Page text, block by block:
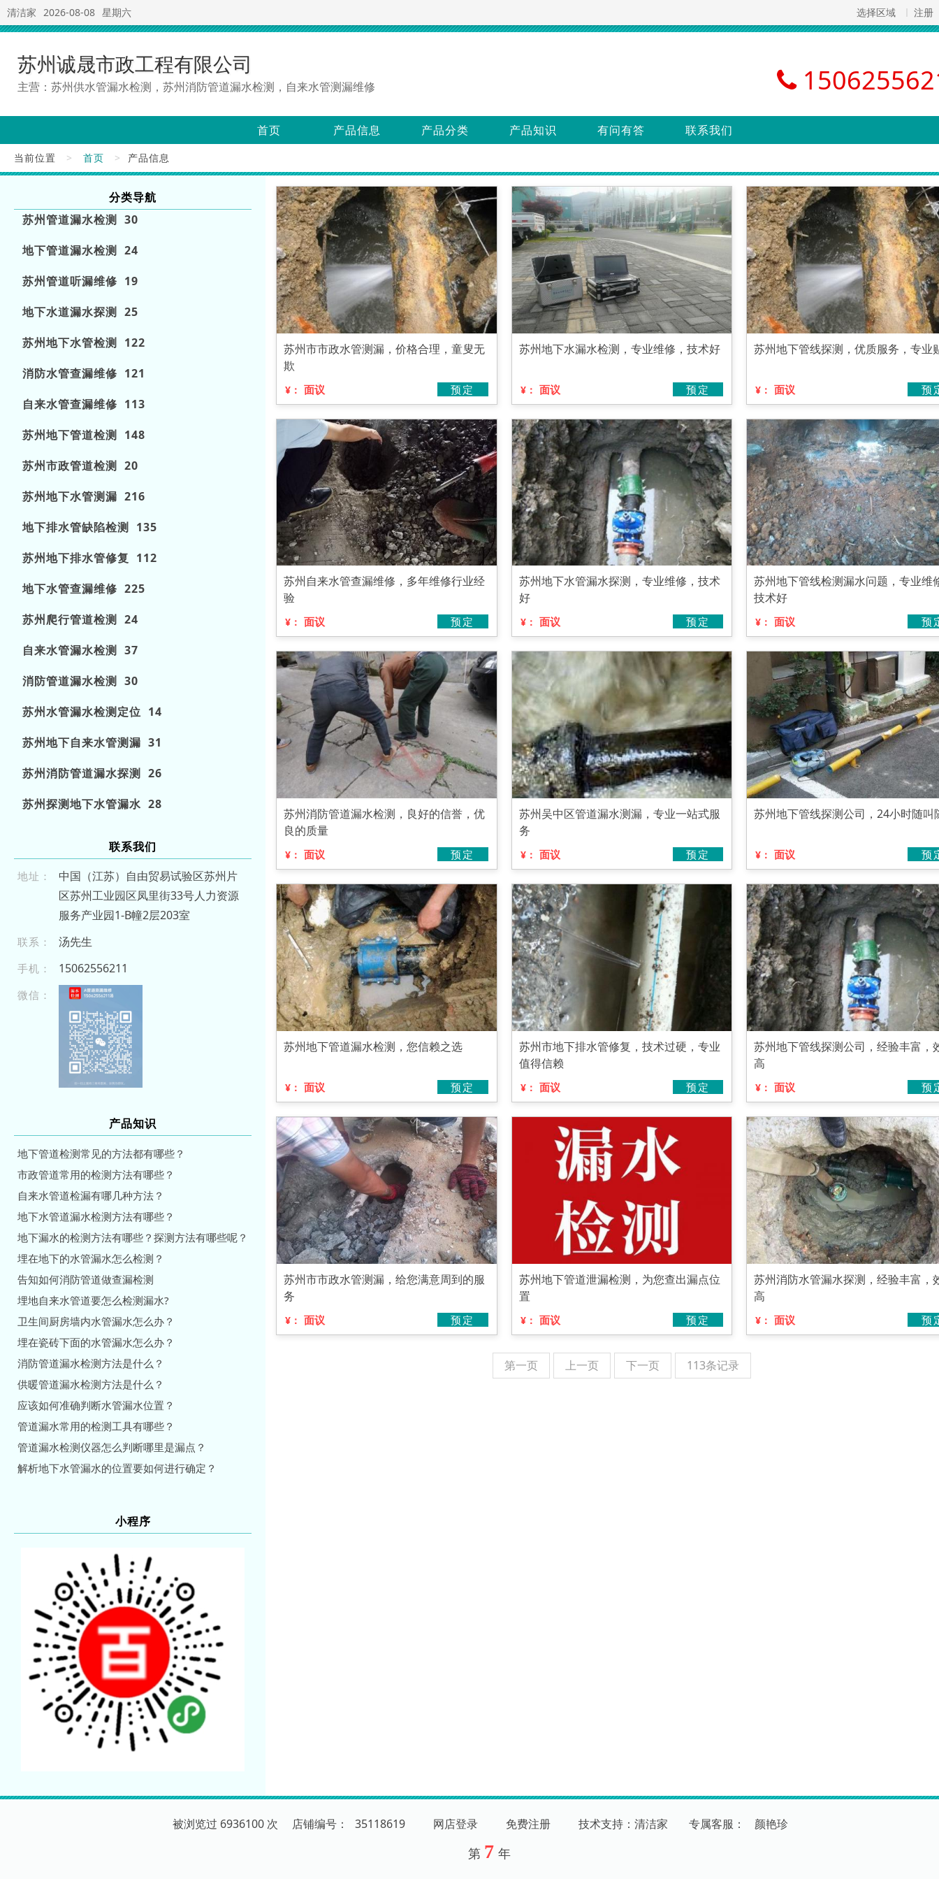
清洁家 2026-08-08 星期六 选择区域 注册
苏州诚晟市政工程有限公司
主营：苏州供水管漏水检测，苏州消防管道漏水检测，自来水管测漏维修
首页 产品信息 产品分类 产品知识 有问有答 联系我们
当前位置 > 首页 > 产品信息
分类导航
苏州管道漏水检测 30
地下管道漏水检测 24
苏州管道听漏维修 19
地下水道漏水探测 25
苏州地下水管检测 122
消防水管查漏维修 121
自来水管查漏维修 113
苏州地下管道检测 148
苏州市政管道检测 20
苏州地下水管测漏 216
地下排水管缺陷检测 135
苏州地下排水管修复 112
地下水管查漏维修 225
苏州爬行管道检测 24
自来水管漏水检测 37
消防管道漏水检测 30
苏州水管漏水检测定位 14
苏州地下自来水管测漏 31
苏州消防管道漏水探测 26
苏州探测地下水管漏水 28
联系我们
地址：
中国（江苏）自由贸易试验区苏州片
区苏州工业园区凤里街33号人力资源
服务产业园1-B幢2层203室
联系： 汤先生
手机： 150 625 5 621 1
微信：
产品知识
地下管道检测常见的方法都有哪些？
市政管道常用的检测方法有哪些？
自来水管道检漏有哪几种方法？
地下水管道漏水检测方法有哪些？
地下漏水的检测方法有哪些？探测方法有哪些呢？
埋在地下的水管漏水怎么检测？
告知如何消防管道做查漏检测
埋地自来水管道要怎么检测漏水?
卫生间厨房墙内水管漏水怎么办？
埋在瓷砖下面的水管漏水怎么办？
消防管道漏水检测方法是什么？
供暖管道漏水检测方法是什么？
应该如何准确判断水管漏水位置？
管道漏水常用的检测工具有哪些？
管道漏水检测仪器怎么判断哪里是漏点？
解析地下水管漏水的位置要如何进行确定？
小程序
苏州市市政水管测漏，价格合理，童叟无
欺
¥： 面议 预定
苏州地下水漏水检测，专业维修，技术好
¥： 面议 预定
苏州地下管线探测，优质服务，专业
¥： 面议 预
苏州自来水管查漏维修，多年维修行业经
验
¥： 面议 预定
苏州地下水管漏水探测，专业维修，技术
好
¥： 面议 预定
苏州地下管线检测漏水问题，专业维
技术好
¥： 面议 预
苏州消防管道漏水检测，良好的信誉，优
良的质量
¥： 面议 预定
苏州吴中区管道漏水测漏，专业一站式服
务
¥： 面议 预定
苏州地下管线探测公司，24小时随叫
¥： 面议 预
苏州地下管道漏水检测，您信赖之选
¥： 面议 预定
苏州市地下排水管修复，技术过硬，专业
值得信赖
¥： 面议 预定
苏州地下管线探测公司，经验丰富，
高
¥： 面议 预
苏州市市政水管测漏，给您满意周到的服
务
¥： 面议 预定
苏州地下管道泄漏检测，为您查出漏点位
置
¥： 面议 预定
苏州消防水管漏水探测，经验丰富，
高
¥： 面议 预
第一页 上一页 下一页 113条记录
被浏览过 6936100 次 店铺编号： 35118619 网店登录 免费注册 技术支持：清洁家 专属客服 ： 颜艳珍
第 7 年